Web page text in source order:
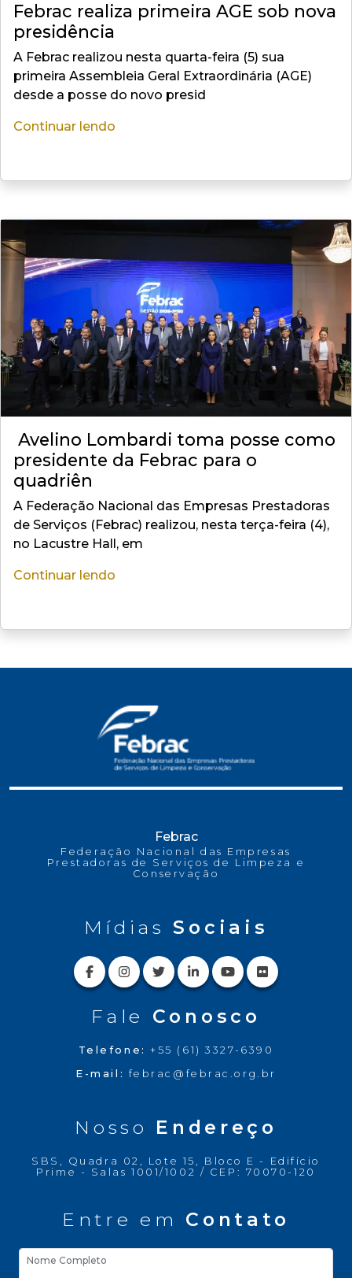
Febrac realiza primeira AGE sob nova
presidência
A Febrac realizou nesta quarta-feira (5) sua
primeira Assembleia Geral Extraordinária (AGE)
desde a posse do novo presid
Continuar lendo
Avelino Lombardi toma posse como
presidente da Febrac para o
quadriên
A Federação Nacional das Empresas Prestadoras
de Serviços (Febrac) realizou, nesta terça-feira (4),
no Lacustre Hall, em
Continuar lendo
Febrac
Federação Nacional das Empresas
Prestadoras de Serviços de Limpeza e
Conservação
Mídias Sociais
Fale Conosco
Telefone:
+55 (61) 3327-6390
E-mail: febrac@febrac.org.br
Nosso Endereço
SBS, Quadra 02, Lote 15, Bloco E - Edifício
Prime - Salas 1001/1002 / CEP: 70070-120
Entre em Contato
Nome Completo